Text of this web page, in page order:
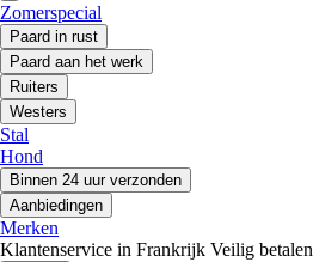
Zomerspecial
Paard in rust
Paard aan het werk
Ruiters
Westers
Stal
Hond
Binnen 24 uur verzonden
Aanbiedingen
Merken
Klantenservice in Frankrijk Veilig betalen